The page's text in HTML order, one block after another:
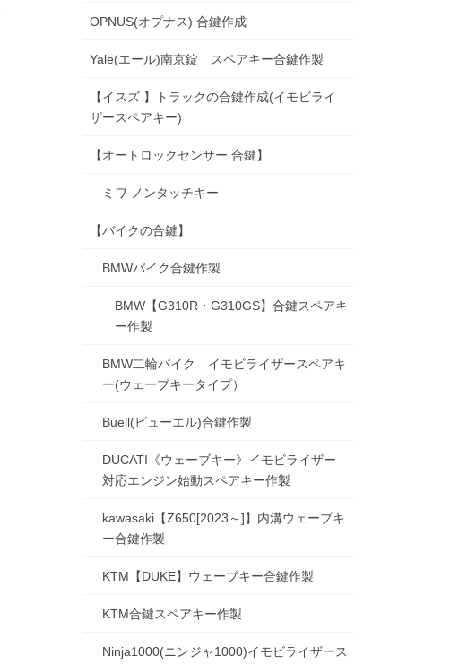
OPNUS(オプナス) 合鍵作成
Yale(エール)南京錠 スペアキー合鍵作製
【イスズ 】トラックの合鍵作成(イモビライ
ザースペアキー)
【オートロックセンサー 合鍵】
ミワ ノンタッチキー
【バイクの合鍵】
BMWバイク合鍵作製
BMW【G310R・G310GS】合鍵スペアキ
ー作製
BMW二輪バイク イモビライザースペアキ
ー(ウェーブキータイプ）
Buell(ビューエル)合鍵作製
DUCATI《ウェーブキー》イモビライザー
対応エンジン始動スペアキー作製
kawasaki【Z650[2023～]】内溝ウェーブキ
ー合鍵作製
KTM【DUKE】ウェーブキー合鍵作製
KTM合鍵スペアキー作製
Ninja1000(ニンジャ1000)イモビライザース